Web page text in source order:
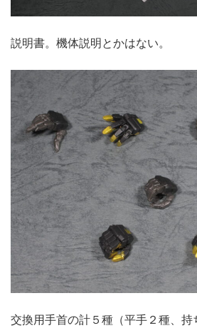
説明書。機体説明とかはない。
交換用手首の計５種（平手２種、